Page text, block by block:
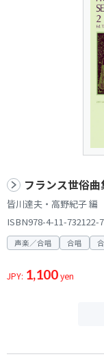
フランス世俗曲
皆川達夫・高野紀子 編
ISBN978-4-11-732122-7
声楽／合唱 合唱
JPY: 1,100yen